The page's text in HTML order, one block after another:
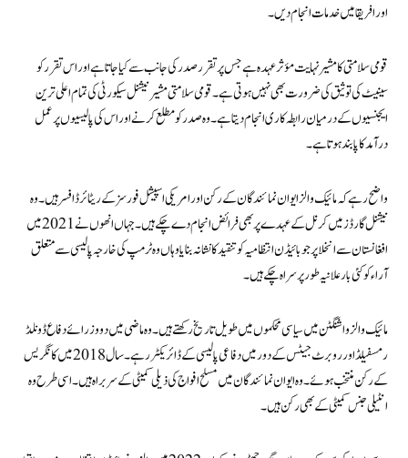
اور افریقا میں خدمات انجام دیں۔
قومی سلامتی کا مشیر نہایت مؤثر عہدہ ہے جس پر تقرر صدر کی جانب سے کیا جاتا ہے اور اس تقرر کو
سینیٹ کی توثیق کی ضرورت بھی نہیں ہوتی ہے۔ قومی سلامتی مشیر نیشنل سیکورٹی کی تمام اعلی ترین
ایجنسیوں کے درمیان رابطہ کاری انجام دیتا ہے۔ وہ صدر کو مطلع کرنے اور اس کی پالیسیوں پر عمل
درآمد کا پابند ہوتا ہے۔
واضح رہے کہ مائیک والز ایوان نمائندگان کے رکن اور امریکی اسپیشل فورسز کے ریٹائرڈ افسر ہیں۔ وہ
نیشنل گارڈز میں کرنل کے عہدے پر بھی فرائض انجام دے چکے ہیں۔ جہاں انھوں نے 2021 میں
افغانستان سے انخلا پر جو بائیڈن انتظامیہ کو تنقید کا نشانہ بنایا وہاں وہ ٹرمپ کی خارجہ پالیسی سے متعلق
آراء کو کئی بار علانیہ طور پر سراہ چکے ہیں۔
مائیک والز واشنگٹن میں سیاسی محکموں میں طویل تاریخ رکھتے ہیں۔ وہ ماضی میں دو وزرائے دفاع ڈونلڈ
رمسفیلڈ اور روبرٹ جیٹس کے دور میں دفاعی پالیسی کے ڈائریکٹر رہے۔ سال 2018 میں کانگریس
کے رکن منتخب ہوئے۔ وہ ایوان نمائندگان میں مسلح افواج کی ذیلی کمیٹی کے سربراہ ہیں۔ اسی طرح وہ
انٹیلی جنس کمیٹی کے بھی رکن ہیں۔